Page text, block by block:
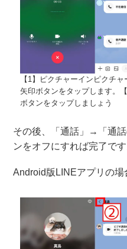
【1】ピクチャーインピクチ
矢印ボタンをタップします。
ボタンをタップしましょう
その後、「通話」→「通
ンをオフにすれば完了です
Android版LINEアプリの場